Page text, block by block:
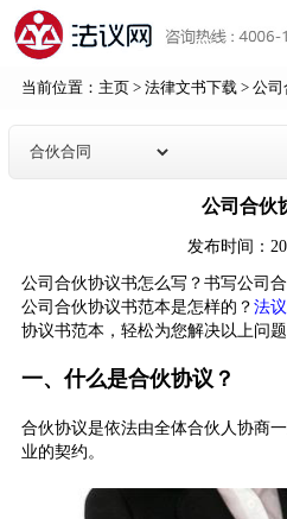
当前位置： 主页> 法律文书下载> 公司
公司合伙
发布时间：
公司合伙协议书怎么写？书写公司
公司合伙协议书范本是怎样的？ 法
协议书范本，轻松为您解决以上问题
一、什么是合伙协议？
合伙协议是依法由全体合伙人协商
业的契约。